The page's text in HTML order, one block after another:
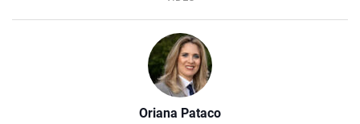
Oriana Pataco